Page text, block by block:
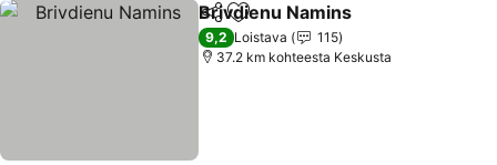
Jaa Lisää suosikkeihin
Brivdienu Namins
9,2 Loistava
115
37.2 km kohteesta Keskusta